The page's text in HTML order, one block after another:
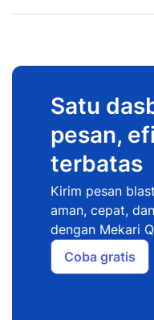
Satu
pesan,
terbatas
Kirim pesan
aman, cepat,
dengan Mekari
Coba gratis